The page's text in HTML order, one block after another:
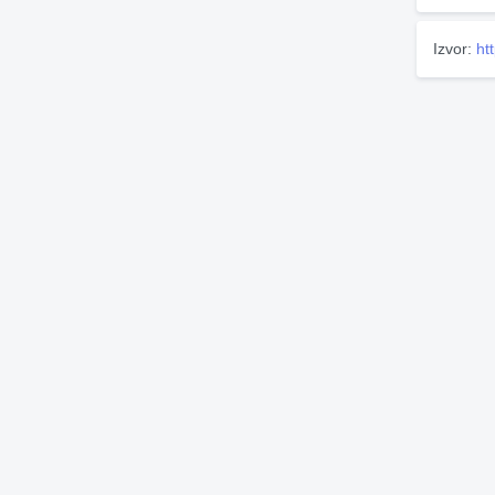
Izvor: